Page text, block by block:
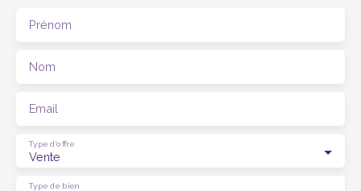
Prénom
Nom
Email
Vente
Type d'offre
Type de bien